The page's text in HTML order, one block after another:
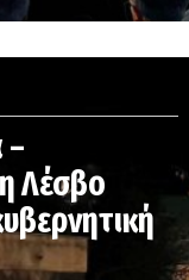
–
Λέσβο